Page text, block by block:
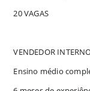
20 VAGAS
VENDEDOR
Ensino médio